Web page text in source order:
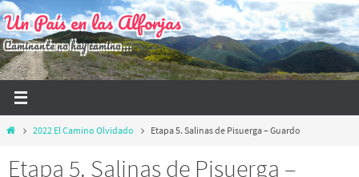
Ir
al
contenido
Un País en las Alforjas
Caminante no hay camino...
Inicio2022 El Camino Olvidado Etapa 5. Salinas de Pisuerga – Guardo
Etapa 5. Salinas de Pisuerga –